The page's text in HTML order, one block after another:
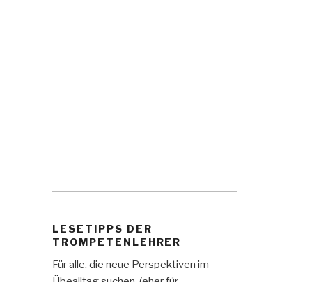
LESETIPPS DER
TROMPETENLEHRER
Für alle, die neue Perspektiven im